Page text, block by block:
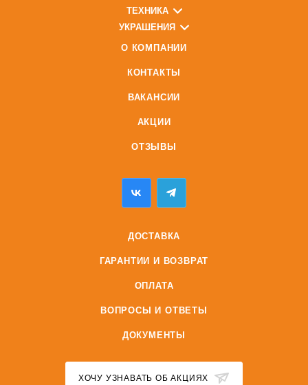
ТЕХНИКА
УКРАШЕНИЯ
О КОМПАНИИ
КОНТАКТЫ
ВАКАНСИИ
АКЦИИ
ОТЗЫВЫ
ДОСТАВКА
ГАРАНТИИ И ВОЗВРАТ
ОПЛАТА
ВОПРОСЫ И ОТВЕТЫ
ДОКУМЕНТЫ
ХОЧУ УЗНАВАТЬ ОБ АКЦИЯХ